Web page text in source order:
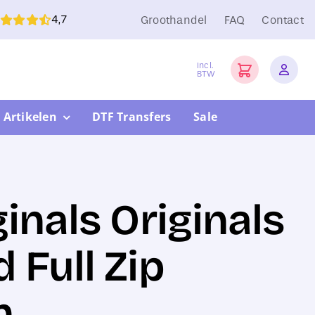
4,7 Groothandel FAQ Contact
Incl.
BTW
Artikelen DTF Transfers Sale
Originals
Full Zip